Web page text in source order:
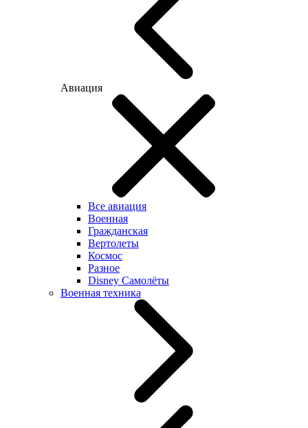
Авиация
Все авиация
Военная
Гражданская
Вертолеты
Космос
Разное
Disney Самолёты
Военная техника